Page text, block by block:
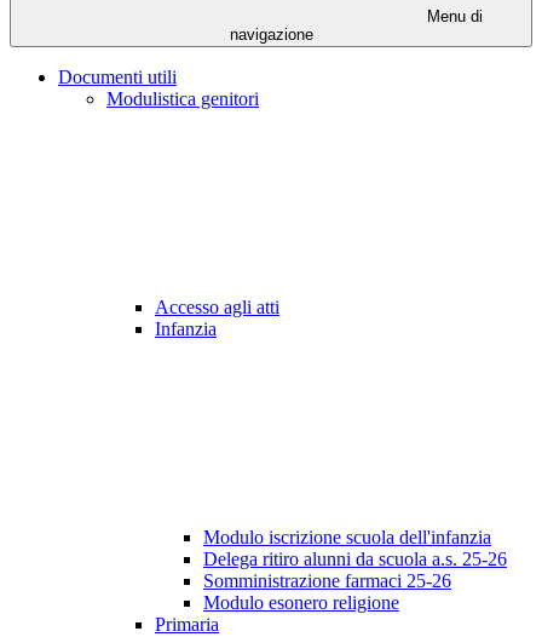
Menu di
navigazione
Documenti utili
Modulistica genitori
Accesso agli atti
Infanzia
Modulo iscrizione scuola dell'infanzia
Delega ritiro alunni da scuola a.s. 25-26
Somministrazione farmaci 25-26
Modulo esonero religione
Primaria